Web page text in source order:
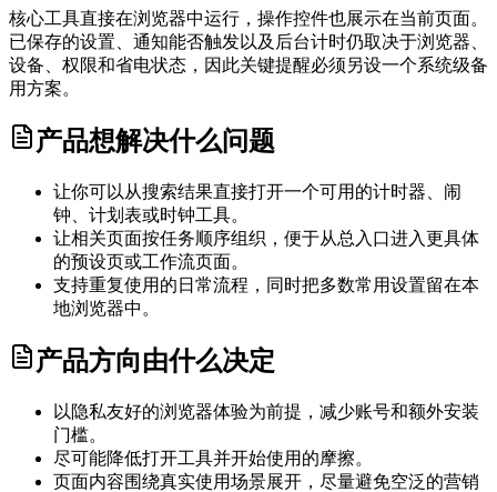
核心工具直接在浏览器中运行，操作控件也展示在当前页面。
已保存的设置、通知能否触发以及后台计时仍取决于浏览器、
设备、权限和省电状态，因此关键提醒必须另设一个系统级备
用方案。
产品想解决什么问题
让你可以从搜索结果直接打开一个可用的计时器、闹
钟、计划表或时钟工具。
让相关页面按任务顺序组织，便于从总入口进入更具体
的预设页或工作流页面。
支持重复使用的日常流程，同时把多数常用设置留在本
地浏览器中。
产品方向由什么决定
以隐私友好的浏览器体验为前提，减少账号和额外安装
门槛。
尽可能降低打开工具并开始使用的摩擦。
页面内容围绕真实使用场景展开，尽量避免空泛的营销